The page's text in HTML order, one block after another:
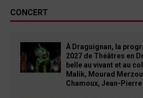
CONCERT
À Draguignan, la
2027 de Théâtres en
belle au vivant et au
Malik, Mourad
Chamoux, Jean-